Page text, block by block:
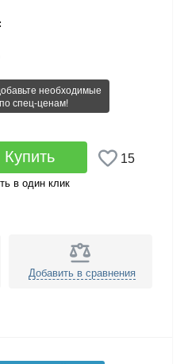
:
необходимые
спец-ценам!
Купить
в один клик
15
Добавить в сравнения